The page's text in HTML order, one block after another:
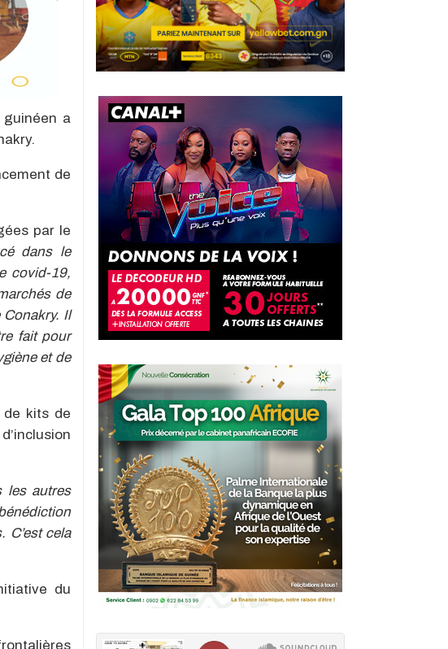
a
de
par le
dans le
covid-19,
de
Conakry. Il
fait pour
et de
de kits de
les autres
C’est cela
du